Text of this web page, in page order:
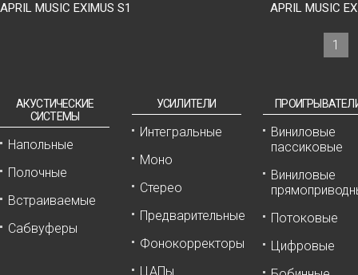
APRIL MUSIC EXIMUS S1 APRIL MUSIC
1
АКУСТИЧЕСКИЕ
СИСТЕМЫ
Напольные
Полочные
Встраиваемые
Сабвуферы
УСИЛИТЕЛИ
Интегральные
Моно
Стерео
Предварительные
Фонокорректоры
ЦАПы
Виниловые
пассиковые
Виниловые
Потоковые
Цифровые